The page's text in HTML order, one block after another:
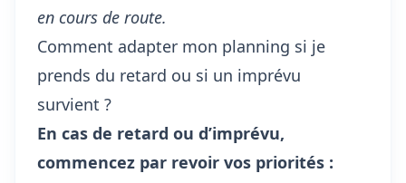
en cours de route.
Comment adapter mon planning si je
prends du retard ou si un imprévu
survient ?
En cas de retard ou d’imprévu,
commencez par revoir vos priorités :